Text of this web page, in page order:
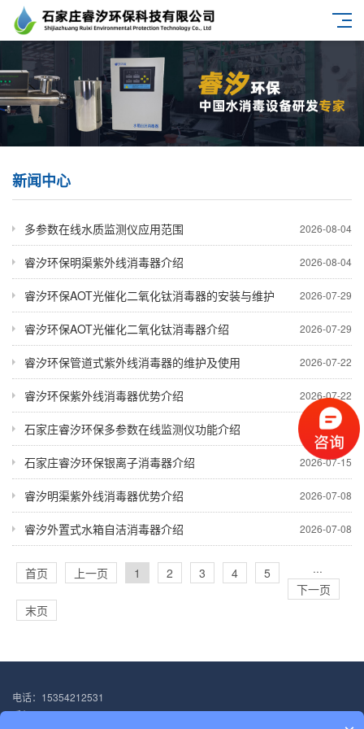
新闻中心
2026-08-04
多参数在线水质监测仪应用范围
2026-08-04
睿汐环保明渠紫外线消毒器介绍
2026-07-29
睿汐环保AOT光催化二氧化钛消毒器的安装与维护
2026-07-29
睿汐环保AOT光催化二氧化钛消毒器介绍
2026-07-22
睿汐环保管道式紫外线消毒器的维护及使用
2026-07-22
睿汐环保紫外线消毒器优势介绍
2026-07-15
石家庄睿汐环保多参数在线监测仪功能介绍
2026-07-15
石家庄睿汐环保银离子消毒器介绍
2026-07-08
睿汐明渠紫外线消毒器优势介绍
2026-07-08
睿汐外置式水箱自洁消毒器介绍
首页 上一页 1 2 3 4 5
···
下一页
末页
电话：15354212531
手机：15354212531